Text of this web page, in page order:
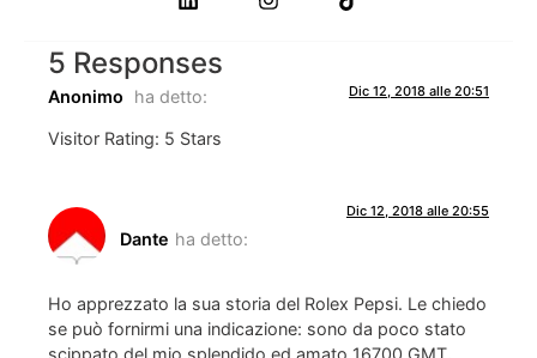
5 Responses
Anonimo ha detto: Dic 12, 2018 alle 20:51
Visitor Rating: 5 Stars
Dante ha detto:
Dic 12, 2018 alle 20:55
Ho apprezzato la sua storia del Rolex Pepsi. Le chiedo
se può fornirmi una indicazione: sono da poco stato